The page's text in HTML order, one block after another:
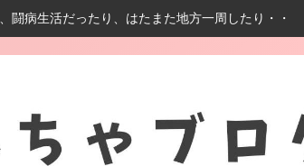
闘病生活だったり、はたまた地方一周したり・・